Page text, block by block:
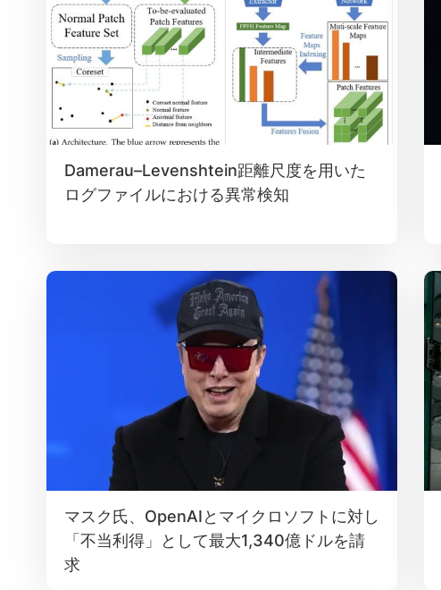
Damerau–Levenshtein距離尺度を用いた
ログファイルにおける異常検知
マスク氏、OpenAIとマイクロソフトに対し
「不当利得」として最大1,340億ドルを請
求